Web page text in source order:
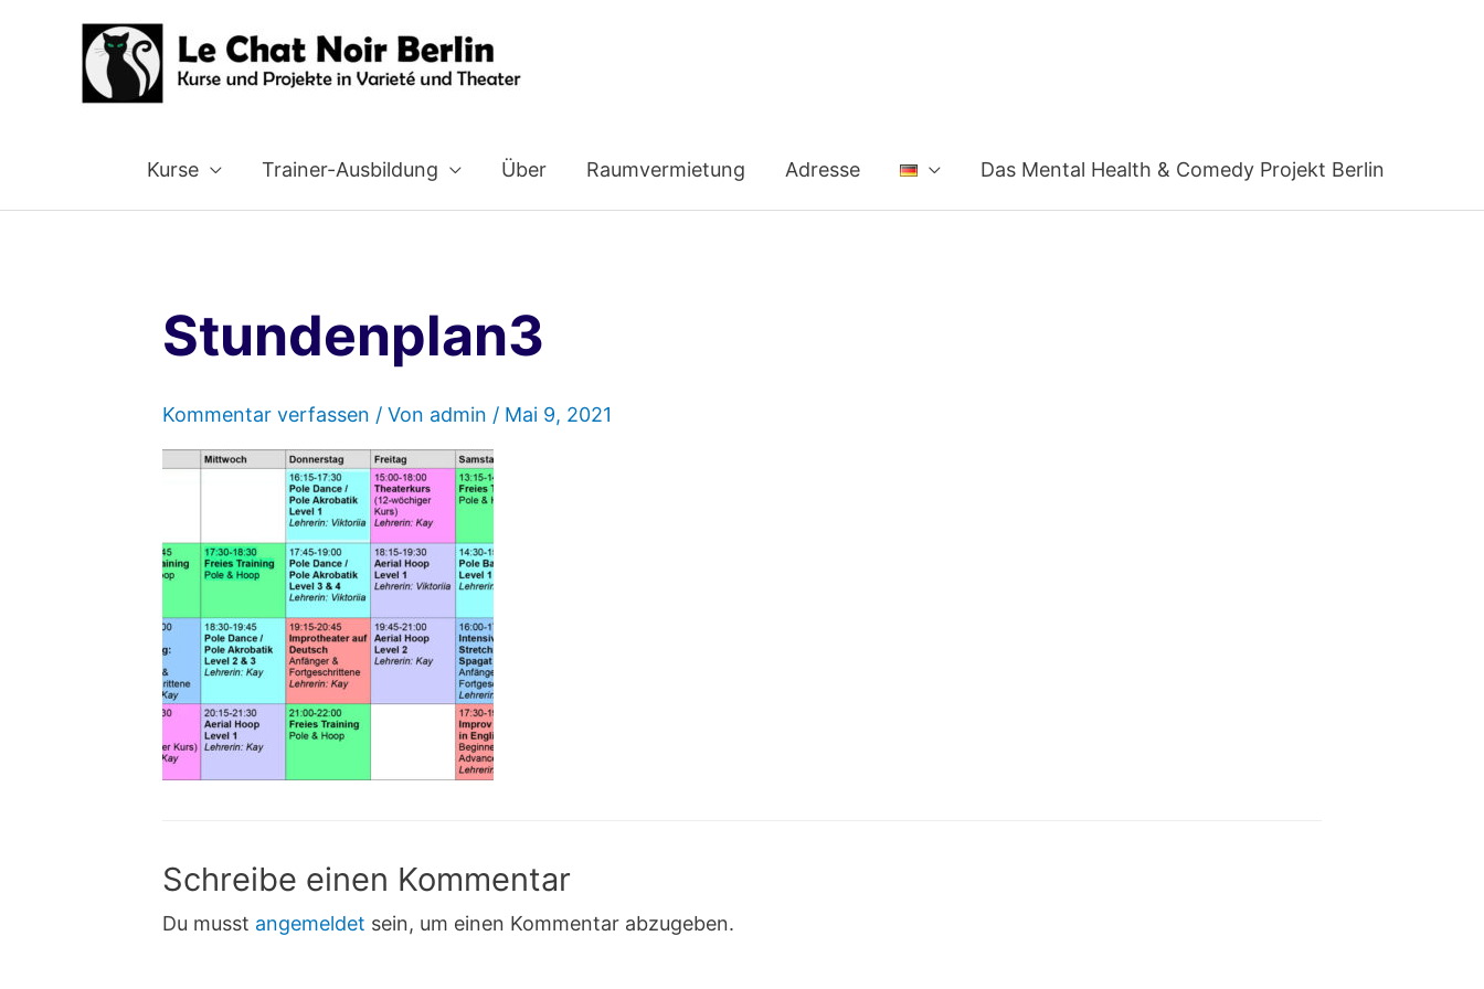
Kurse Trainer-Ausbildung Über Raumvermietung Adresse Das Mental Health & Comedy Projekt Berlin
Stundenplan3
Kommentar verfassen / Von admin / Mai 9, 2021
Schreibe einen Kommentar
Du musst angemeldet sein, um einen Kommentar abzugeben.